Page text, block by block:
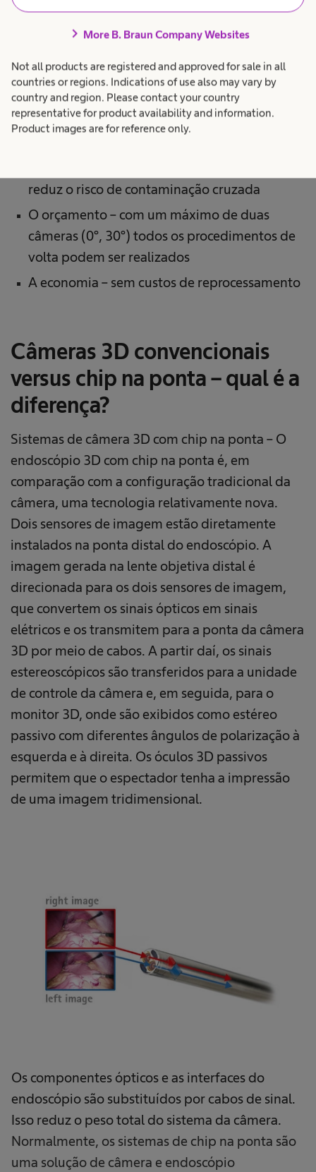
chevron_right More B. Braun Company Websites
Not all products are registered and approved for sale in all
countries or regions. Indications of use also may vary by
country and region. Please contact your country
representative for product availability and information.
Product images are for reference only.
O uso – o sistema de câmeras permanece no
A qualidade – a cobertura de vidro integrada
na extremidade distal da cobertura
esterilizada proporciona uma visão clara do
reduz o risco de contaminação cruzada
O orçamento – com um máximo de duas
câmeras (0°, 30°) todos os procedimentos de
volta podem ser realizados
A economia – sem custos de reprocessamento
Câmeras 3D convencionais
versus chip na ponta – qual é a
diferença?
Sistemas de câmera 3D com chip na ponta – O
endoscópio 3D com chip na ponta é, em
comparação com a configuração tradicional da
câmera, uma tecnologia relativamente nova.
Dois sensores de imagem estão diretamente
instalados na ponta distal do endoscópio. A
imagem gerada na lente objetiva distal é
direcionada para os dois sensores de imagem,
que convertem os sinais ópticos em sinais
elétricos e os transmitem para a ponta da câmera
3D por meio de cabos. A partir daí, os sinais
estereoscópicos são transferidos para a unidade
de controle da câmera e, em seguida, para o
monitor 3D, onde são exibidos como estéreo
passivo com diferentes ângulos de polarização à
esquerda e à direita. Os óculos 3D passivos
permitem que o espectador tenha a impressão
de uma imagem tridimensional.
Os componentes ópticos e as interfaces do
endoscópio são substituídos por cabos de sinal.
Isso reduz o peso total do sistema da câmera.
Normalmente, os sistemas de chip na ponta são
uma solução de câmera e endoscópio